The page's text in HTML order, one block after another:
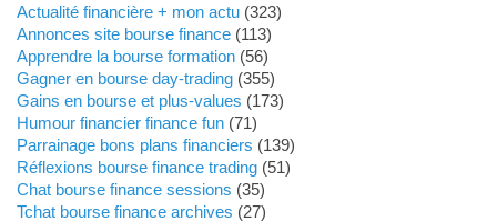
Actualité financière + mon actu(323)
Annonces site bourse finance(113)
Apprendre la bourse formation(56)
Gagner en bourse day-trading(355)
Gains en bourse et plus-values (173)
Humour financier finance fun(71)
Parrainage bons plans financiers (139)
Réflexions bourse finance trading(51)
Chat bourse finance sessions (35)
Tchat bourse finance archives (27)